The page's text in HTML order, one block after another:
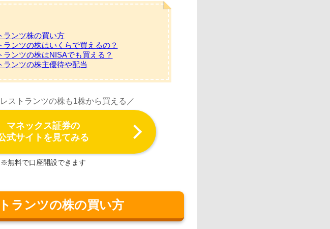
ランツ株の買い方
ランツの株はいくらで買えるの？
ランツの株はNISAでも買える？
ランツの株主優待や配当
ストランツの株も1株から買える／
マネックス証券の
式サイトを見てみる
※無料で口座開設できます
ランツの株の買い方